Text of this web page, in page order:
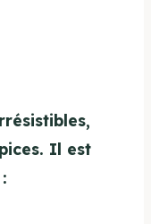
Il est